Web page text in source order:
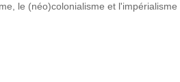
le (néo)colonialisme et l'impérialisme